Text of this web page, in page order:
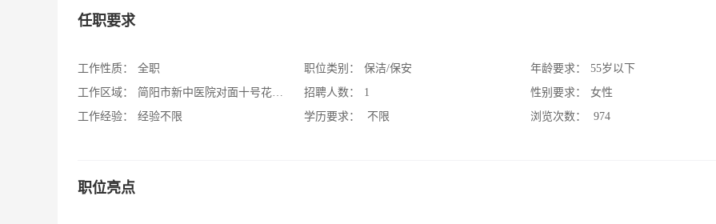
任职要求
工作性质：
全职
工作区域：
简阳市新中医院对面十号花园印鳌路115号
工作经验：
经验不限
职位类别：
保洁/保安
招聘人数：
1
学历要求：
不限
年龄要求：
55岁以下
性别要求：
女性
浏览次数：
974
职位亮点